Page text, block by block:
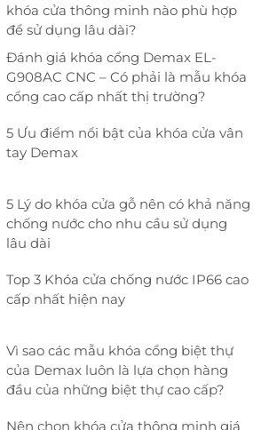
khóa cửa thông minh nào phù hợp
để sử dụng lâu dài?
Đánh giá khóa cổng Demax EL-
G908AC CNC – Có phải là mẫu khóa
cổng cao cấp nhất thị trường?
5 Ưu điểm nổi bật của khóa cửa vân
tay Demax
5 Lý do khóa cửa gỗ nên có khả năng
chống nước cho nhu cầu sử dụng
lâu dài
Top 3 Khóa cửa chống nước IP66 cao
cấp nhất hiện nay
Vì sao các mẫu khóa cổng biệt thự
của Demax luôn là lựa chọn hàng
đầu của những biệt thự cao cấp?
Nên chọn khóa cửa thông minh giá